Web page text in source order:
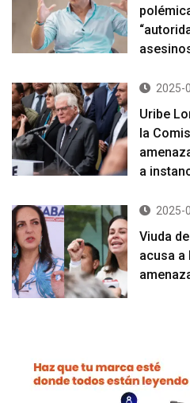
2025-
Uribe
la
a
2025-
Viuda
acusa a